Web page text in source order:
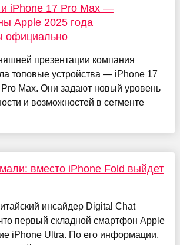
iPhone 17 Pro Max —
Apple 2025 года
официально
презентации компания
топовые устройства — iPhone 17
Max. Они задают новый уровень
и возможностей в сегменте
вместо iPhone Fold выйдет
инсайдер Digital Chat
первый складной смартфон Apple
iPhone Ultra. По его информации,